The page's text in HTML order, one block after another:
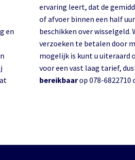
en
ervaring leert, dat de
of afvoer binnen een half
beschikken over wisselgeld.
verzoeken te betalen door
mogelijk is kunt u uiteraard
voor een vast laag tarief,
bereikbaarop 078-6822710